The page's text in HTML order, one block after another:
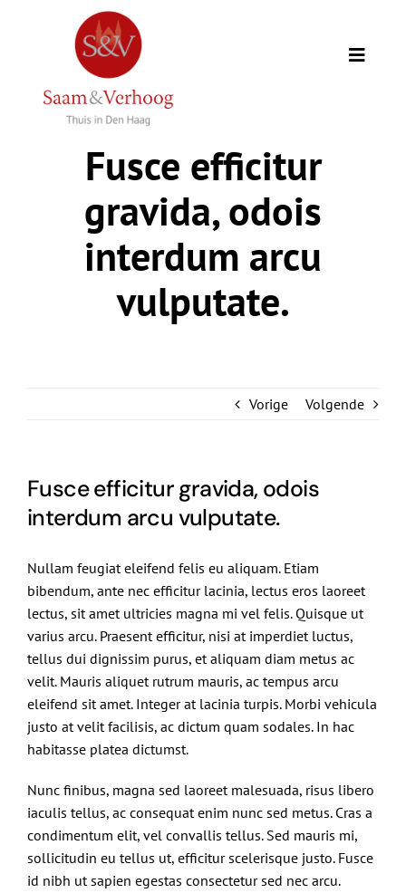
Toggle
Opdrachtgevers
Expertise
Wie we zijn
De Politieke Coach
Actueel
Contact
Fusce efficitur
gravida, odois
interdum arcu
vulputate.
Vorige Volgende
Fusce efficitur gravida, odois
interdum arcu vulputate.
Nullam feugiat eleifend felis eu aliquam. Etiam
bibendum, ante nec efficitur lacinia, lectus eros laoreet
lectus, sit amet ultricies magna mi vel felis. Quisque ut
varius arcu. Praesent efficitur, nisi at imperdiet luctus,
tellus dui dignissim purus, et aliquam diam metus ac
velit. Mauris aliquet rutrum mauris, ac tempus arcu
eleifend sit amet. Integer at lacinia turpis. Morbi vehicula
justo at velit facilisis, ac dictum quam sodales. In hac
habitasse platea dictumst.
Nunc finibus, magna sed laoreet malesuada, risus libero
iaculis tellus, ac consequat enim nunc sed metus. Cras a
condimentum elit, vel convallis tellus. Sed mauris mi,
sollicitudin eu tellus ut, efficitur scelerisque justo. Fusce
id nibh ut sapien egestas consectetur sed nec arcu.